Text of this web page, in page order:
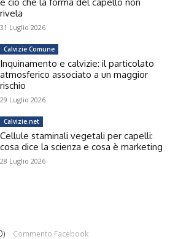
rivela
31 Luglio 2026
Calvizie Comune
Inquinamento e calvizie: il particolato
atmosferico associato a un maggior
rischio
29 Luglio 2026
Calvizie.net
Cellule staminali vegetali per capelli:
cosa dice la scienza e cosa è marketing
28 Luglio 2026
Commento Facebook